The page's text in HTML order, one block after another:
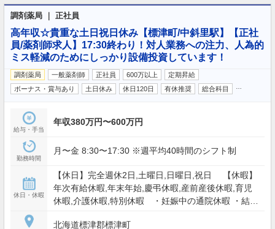
調剤薬局 ｜ 正社員
高年収☆貴重な土日祝日休み【標津町/中斜里駅】【正社
員/薬剤師求人】17:30終わり！対人業務への注力、人為的
ミス軽減のためにしっかり設備投資しています！
調剤薬局 一般薬剤師 正社員 600万以上
定期昇給
ボーナス・賞与あり
土日休み 休日120日 有休推奨 総合科目
給与・手当
年収380万円〜600万円
勤務時間
月〜金 8:30〜17:30 ※週平均40時間のシフト制
休日・休暇
【休日】完全週休2日,土曜日,日曜日,祝日 【休暇】
年次有給休暇,年末年始,慶弔休暇,産前産後休暇,育児
休暇,介護休暇,特別休暇 ・妊娠中の通院休暇 ・結婚
北海道標津郡標津町